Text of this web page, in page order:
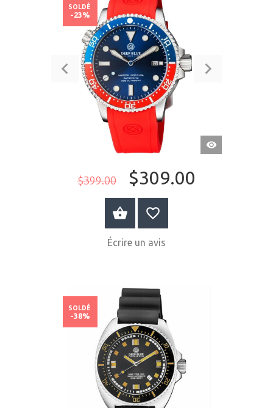
APERÇU
RAPIDE
$399.00 $309.00
SOLDÉ
-23%
ACHETER MAINTENANT
Écrire un avis
SOLDÉ
-38%